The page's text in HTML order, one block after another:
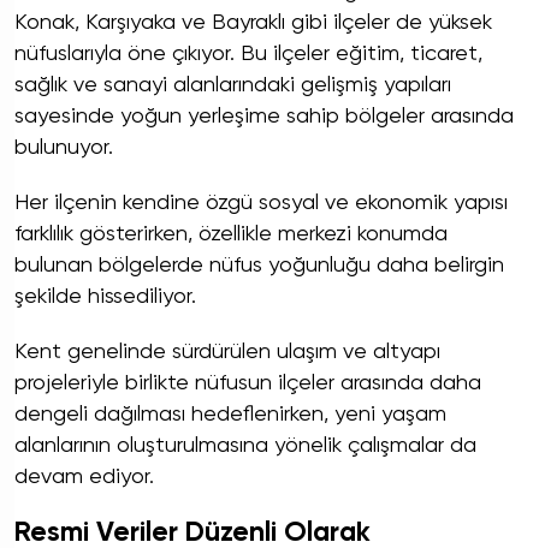
Konak, Karşıyaka ve Bayraklı gibi ilçeler de yüksek
nüfuslarıyla öne çıkıyor. Bu ilçeler eğitim, ticaret,
sağlık ve sanayi alanlarındaki gelişmiş yapıları
sayesinde yoğun yerleşime sahip bölgeler arasında
bulunuyor.
Her ilçenin kendine özgü sosyal ve ekonomik yapısı
farklılık gösterirken, özellikle merkezi konumda
bulunan bölgelerde nüfus yoğunluğu daha belirgin
şekilde hissediliyor.
Kent genelinde sürdürülen ulaşım ve altyapı
projeleriyle birlikte nüfusun ilçeler arasında daha
dengeli dağılması hedeflenirken, yeni yaşam
alanlarının oluşturulmasına yönelik çalışmalar da
devam ediyor.
Resmi Veriler Düzenli Olarak